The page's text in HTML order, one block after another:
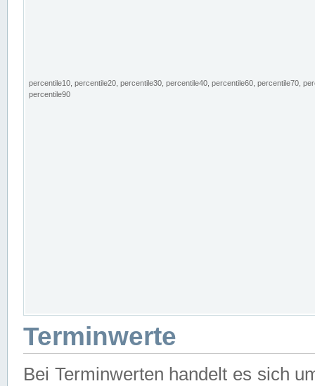
percentile10, percentile20, percentile30, percentile40, percentile60, percentile70,
percentile90
Terminwerte
Bei Terminwerten handelt es sich